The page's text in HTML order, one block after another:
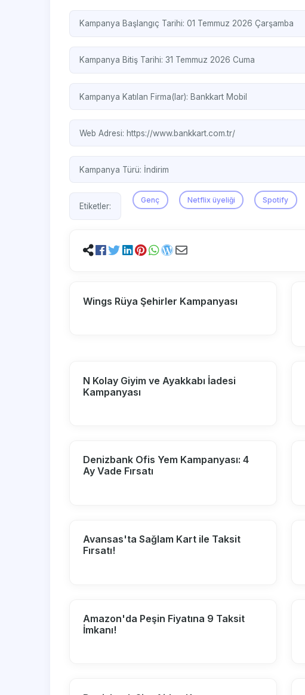
Kampanya Başlangıç Tarihi: 01 Temmuz 2026 Çarşamba
Kampanya Bitiş Tarihi: 31 Temmuz 2026 Cuma
Kampanya Katılan Firma(lar): Bankkart Mobil
Web Adresi: https://www.bankkart.com.tr/
Kampanya Türü: İndirim
Etiketler:
Genç Netflix üyeliği Spotify
Wings Rüya Şehirler Kampanyası
N Kolay Giyim ve Ayakkabı İadesi
Kampanyası
Denizbank Ofis Yem Kampanyası: 4
Ay Vade Fırsatı
Avansas'ta Sağlam Kart ile Taksit
Fırsatı!
Amazon'da Peşin Fiyatına 9 Taksit
İmkanı!